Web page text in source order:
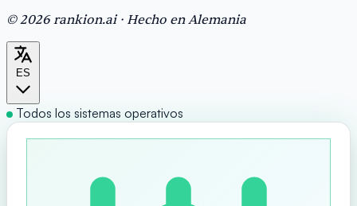
© 2026 rankion.ai · Hecho en Alemania
ES
Todos los sistemas operativos